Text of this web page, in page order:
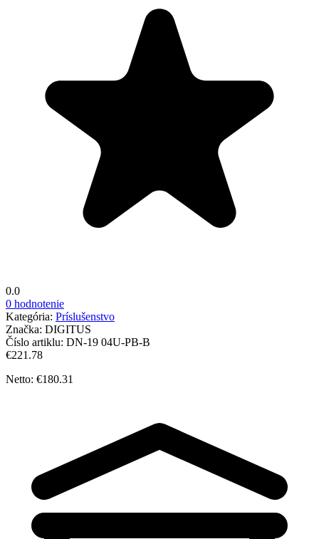
0.0
0 hodnotenie
Kategória: Príslušenstvo
Značka: DIGITUS
Číslo artiklu: DN-19 04U-PB-B
€221.78
Netto: €180.31